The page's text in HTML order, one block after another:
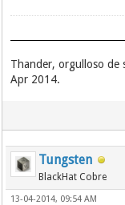
Thander, orgulloso de
Apr 2014.
Tungsten
BlackHat Cobre
13-04-2014, 09:54 AM